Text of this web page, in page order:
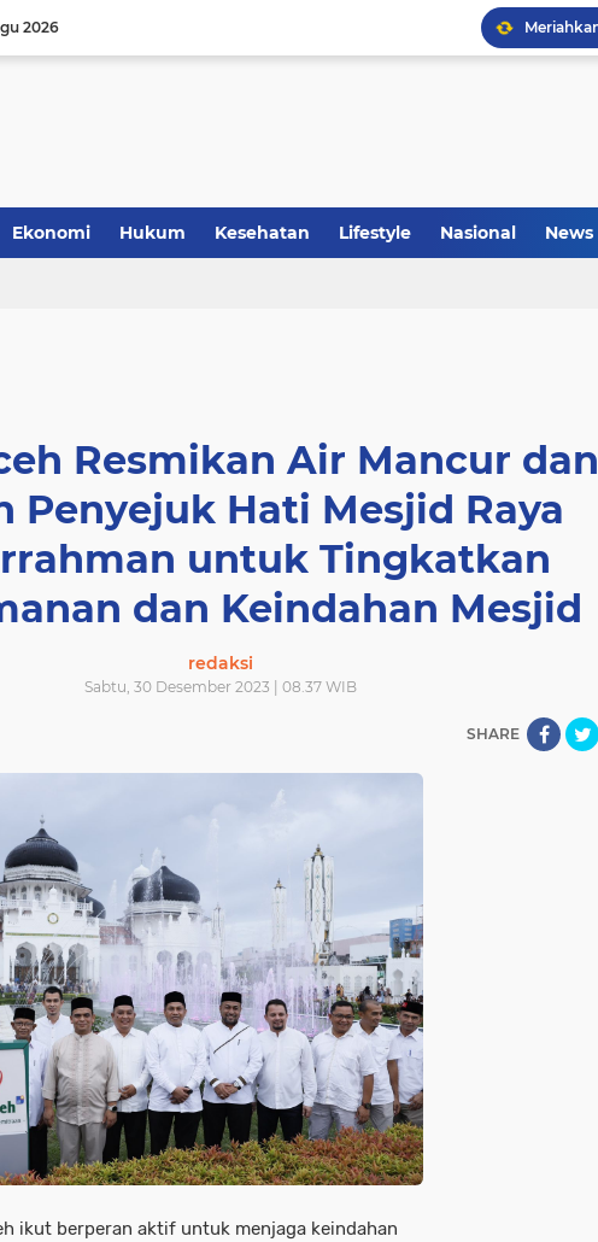
2026
Ekonomi Hukum Kesehatan Lifestyle Nasional News
Resmikan Air Mancur dan
Penyejuk Hati Mesjid Raya
untuk Tingkatkan
dan Keindahan Mesjid
redaksi
Sabtu, 30 Desember 2023 | 08.37 WIB
SHARE
ikut berperan aktif untuk menjaga keindahan